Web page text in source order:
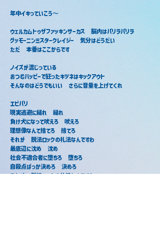
年中イキっていこう〜
ウェルカムトゥザファッキンサーカス　脳内はパリラパリラ
グッモーニンミスタークレイジー　気分はどうだい
ただ　本番はここからです
ノイズが混じっている
おつむハッピーで狂ったキツネはキックアウト
そんなのはどうでもいい　さらに音量を上げてくれ
エビバリ
現実逃避に縋れ　縋れ
負け犬になって吠えろ　吠えろ
理想像なんて捨てろ　捨てろ
それが　脱法ロックの礼法なんですわ
最底辺に沈め　沈め
社会不適合者に堕ちろ　堕ちろ
自殺点ばっか決めろ　決めろ
それが　脱法ロックの礼法なんですわ